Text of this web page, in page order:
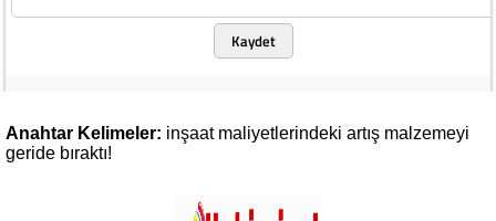
Kaydet
Anahtar Kelimeler: inşaat maliyetlerindeki artış malzemeyi
geride bıraktı!